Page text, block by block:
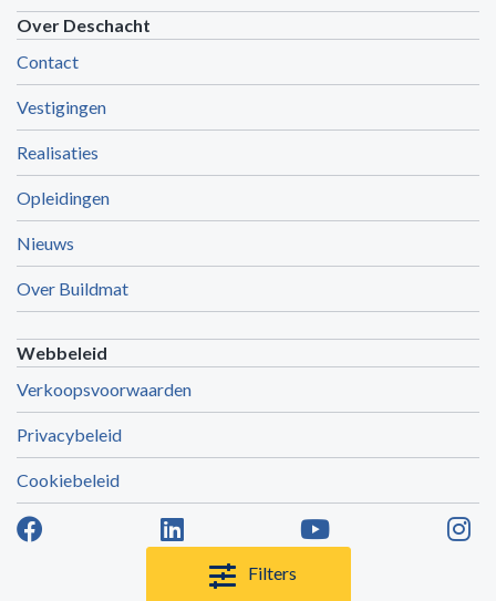
Filters
Over Deschacht
Contact
Vestigingen
Realisaties
Opleidingen
Nieuws
Over Buildmat
Webbeleid
Verkoopsvoorwaarden
Privacybeleid
Cookiebeleid